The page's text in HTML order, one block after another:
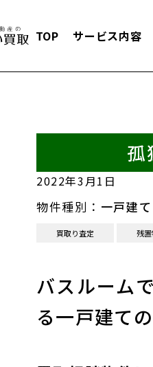
TOP サービス内容
孤
2022年3月1日
物件種別： 一戸建て
買取り査定 残
バスルーム
る一戸建て